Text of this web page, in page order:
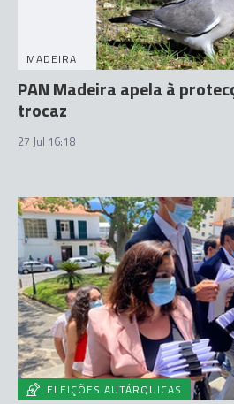
MADEIRA
PAN Madeira apela à
trocaz
27 Jul 16:18
ELEIÇÕES AUTÁRQUICAS